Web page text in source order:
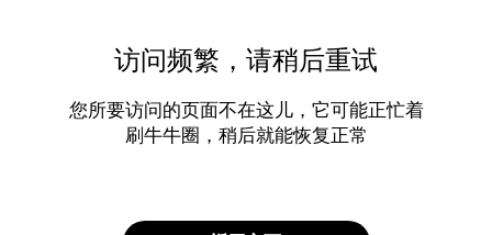
访问频繁，请稍后重试
您所要访问的页面不在这儿，它可能正忙着
刷牛牛圈，稍后就能恢复正常